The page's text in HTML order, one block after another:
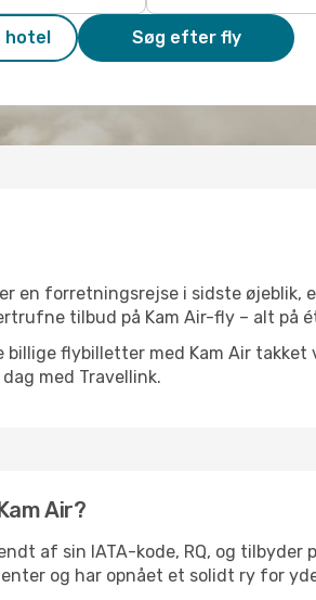
hotel Søg efter fly
en forretningsrejse i sidste øjeblik,
tilbud på Kam Air-fly – alt på
billige flybilletter med Kam Air
med Travellink.
Air?
af sin IATA-kode, RQ, og
og har opnået et solidt ry for